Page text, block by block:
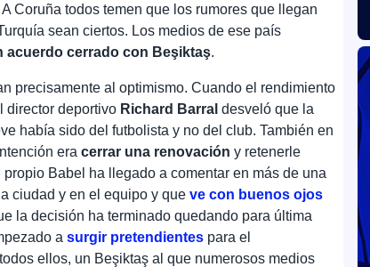
Coruña todos temen que los rumores que llegan
sean ciertos. Los medios de ese país
acuerdo cerrado con Beşiktaş.
precisamente al optimismo. Cuando el rendimiento
director deportivo Richard Barral desveló que la
había sido del futbolista y no del club. También en
eracerrar una renovación y retenerle
Babel ha llegado a comentar en más de una
ciudad y en el equipo y queve con buenos ojos
la decisión ha terminado quedando para última
asurgir pretendientes para el
ellos, un Beşiktaş al que numerosos medios